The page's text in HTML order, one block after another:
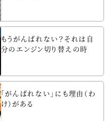
もうがんばれない？それは自
分のエンジン切り替えの時
「がんばれない」にも理由（わ
け）がある